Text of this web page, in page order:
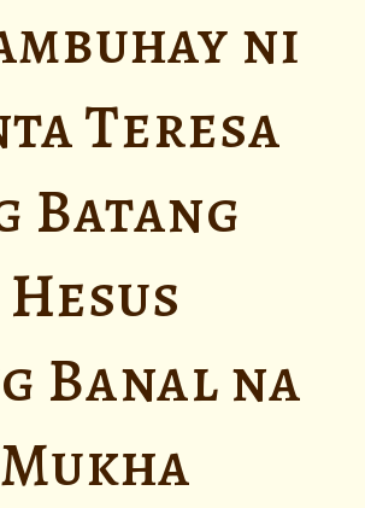
ni
Teresa
Batang
Hesus
Banal na
Mukha